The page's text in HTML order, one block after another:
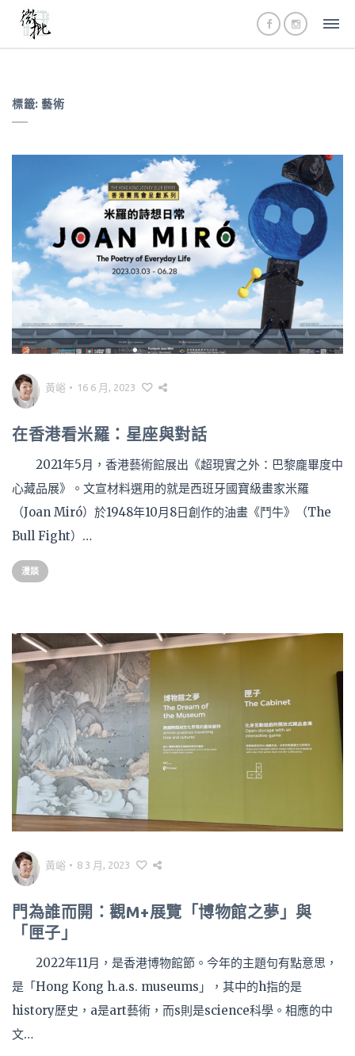
標籤: 藝術
黃峪 • 16 6 月, 2023
在香港看米羅：星座與對話
2021年5月，香港藝術館展出《超現實之外：巴黎龐畢度中
心藏品展》。文宣材料選用的就是西班牙國寶級畫家米羅
（Joan Miró）於1948年10月8日創作的油畫《鬥牛》（The
Bull Fight）…
漫談
黃峪 • 8 3 月, 2023
門為誰而開：觀M+展覽「博物館之夢」與
「匣子」
2022年11月，是香港博物館節。今年的主題句有點意思，
是「Hong Kong h.a.s. museums」，其中的h指的是
history歷史，a是art藝術，而s則是science科學。相應的中
文…